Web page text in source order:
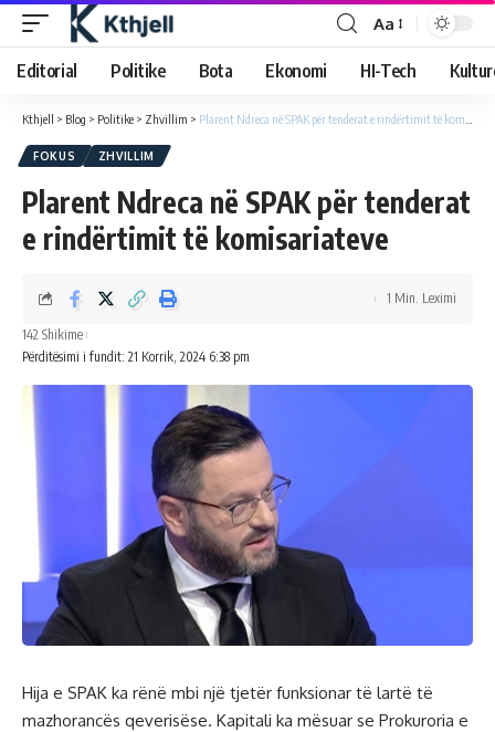
Aa
Editorial Politike Bota Ekonomi HI-Tech
Kthjell > Blog > Politike > Zhvillim > Plarent Ndreca në SPAK për tenderat e rindërtimit të komisariateve
FOKUS ZHVILLIM
Plarent Ndreca në SPAK për tenderat
e rindërtimit të komisariateve
Përditësimi i fundit: 21 Korrik, 2024 6:38 pm
142 Shikime
1 Min. Leximi
Hija e SPAK ka rënë mbi një tjetër funksionar të lartë të
mazhorancës qeverisëse. Kapitali ka mësuar se Prokuroria e